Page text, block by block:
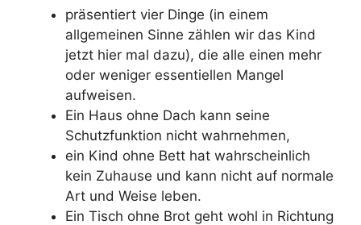
präsentiert vier Dinge (in einem
allgemeinen Sinne zählen wir das Kind
jetzt hier mal dazu), die alle einen mehr
oder weniger essentiellen Mangel
aufweisen.
Ein Haus ohne Dach kann seine
Schutzfunktion nicht wahrnehmen,
ein Kind ohne Bett hat wahrscheinlich
kein Zuhause und kann nicht auf normale
Art und Weise leben.
Ein Tisch ohne Brot geht wohl in Richtung